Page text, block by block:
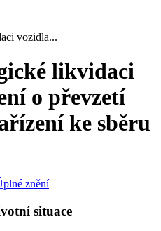
vozidla...
likvidaci
o převzetí
ke sběru
znění
situace